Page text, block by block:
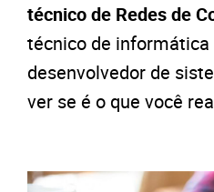
técnico de Redes de
técnico de informática
desenvolvedor de
ver se é o que você